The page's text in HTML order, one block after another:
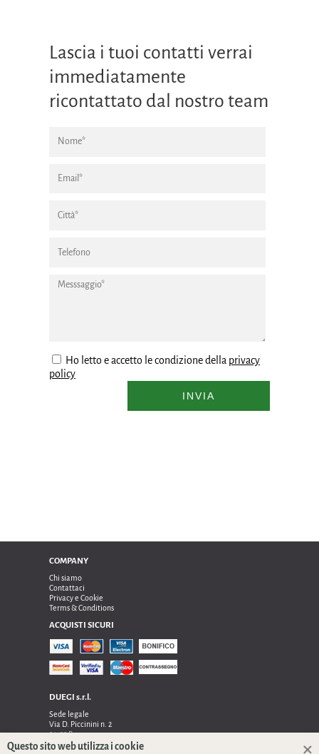
Lascia i tuoi contatti verrai
immediatamente
ricontattato dal nostro team
Ho letto e accetto le condizione della privacy
policy
INVIA
COMPANY
Chi siamo
Contattaci
Privacy e Cookie
Terms & Conditions
ACQUISTI SICURI
DUEGI s.r.l.
Sede legale
Via D. Piccinini n. 2
24122 Bergamo
Sede operativa e amministrativa:
Questo sito web utilizza i cookie